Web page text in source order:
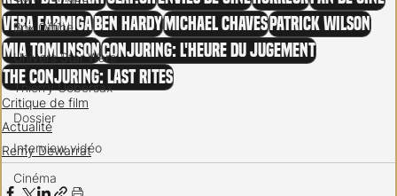
Box Office
Univers Star Wars
Thierry Uebersax
Dossier
Interview vidéo
Cinéma
Vera Farmiga Ben HardyMichael Chaves Patrick Wilson
Mia TomlinsonConjuring: L'Heure du jugement
The Conjuring: Last Rites
Critique de film
Actualité
Remy Dewarrat